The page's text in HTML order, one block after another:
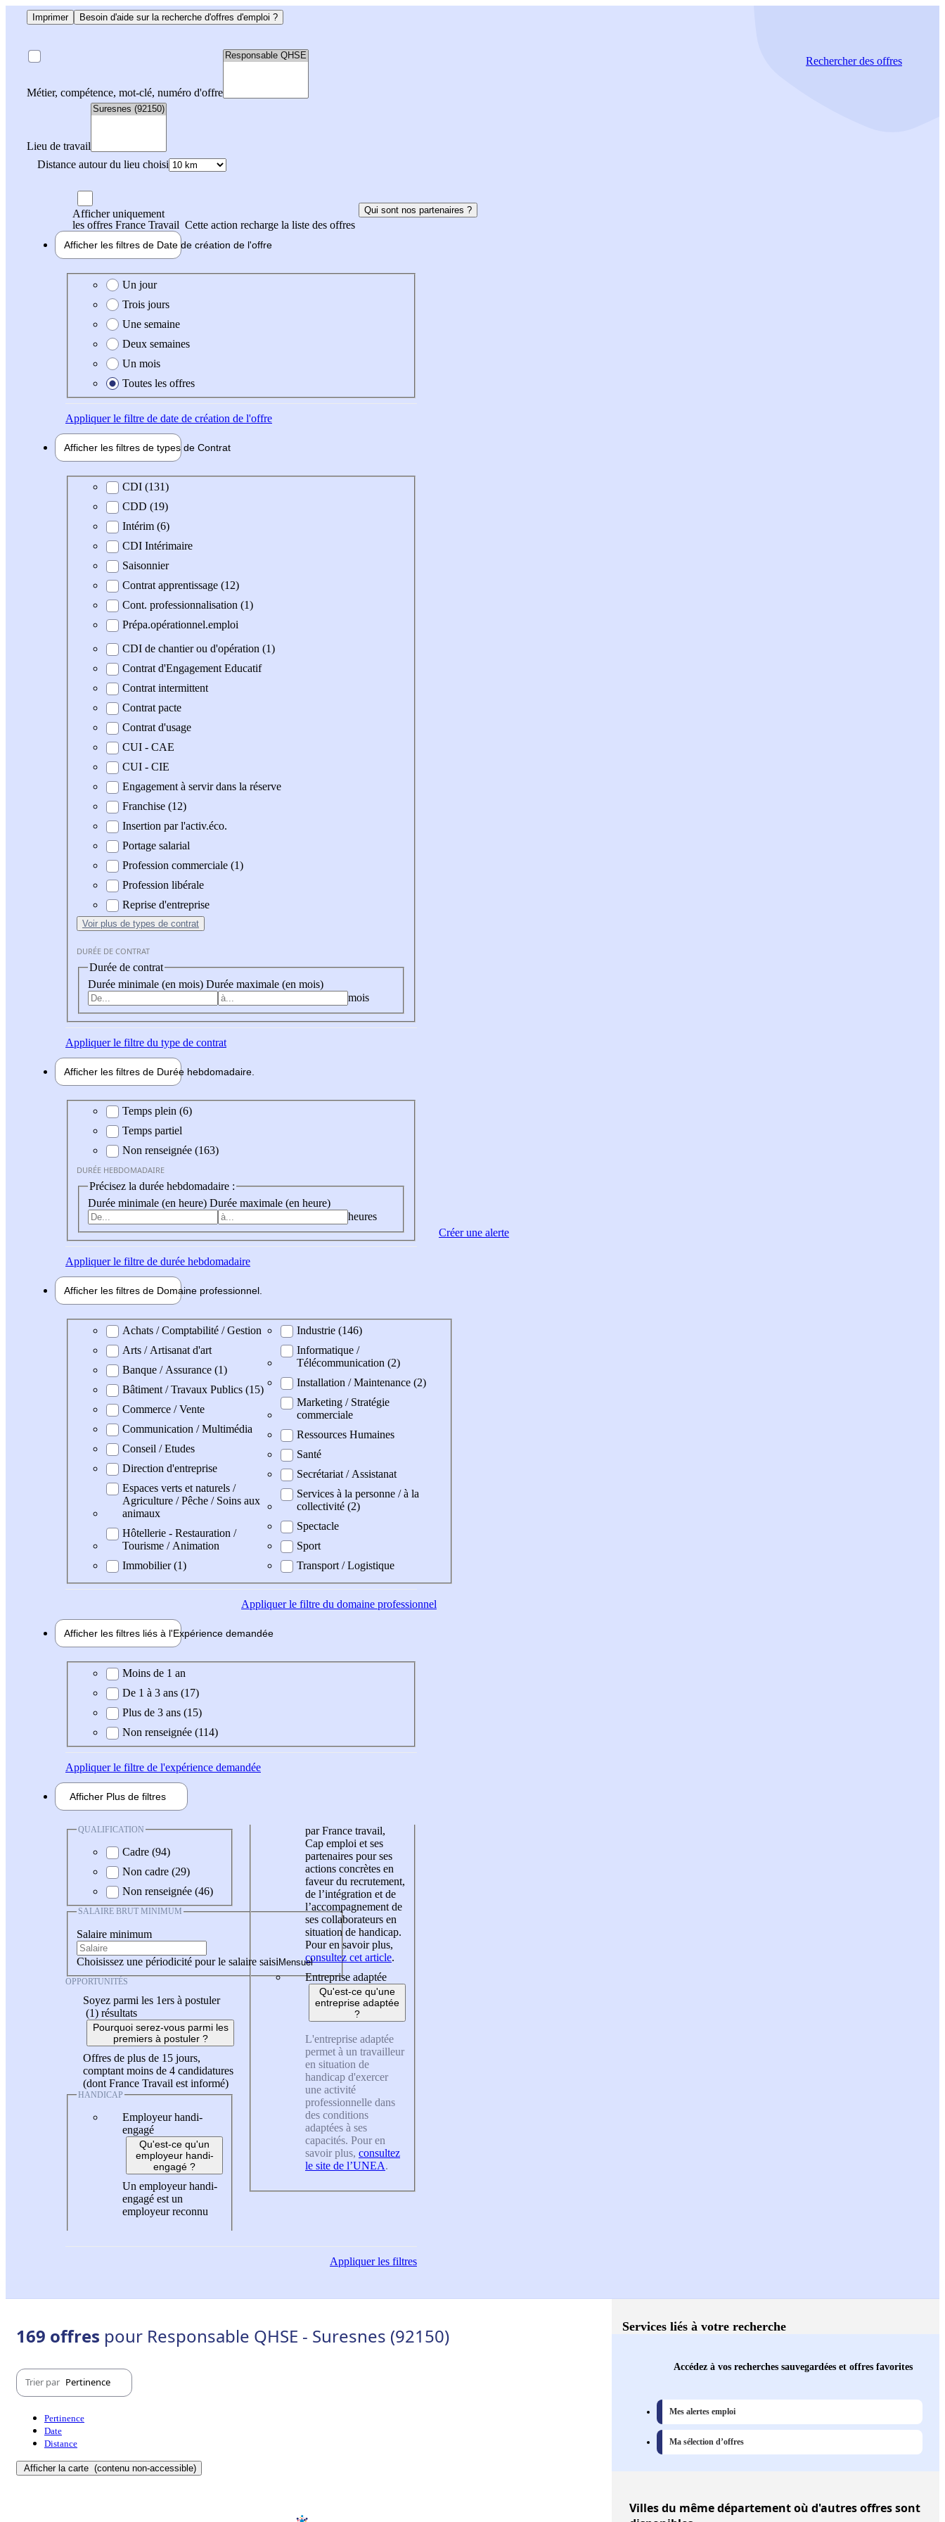
Imprimer Besoin d'aide sur la recherche d'offres d'emploi ?
Métier, compétence, mot-clé, numéro d'offre
Lieu de travail
Distance autour du lieu choisi
Rechercherdes offres
Afficher uniquement
les offres France Travail Cette action recharge la liste des offres
Qui sont nos partenaires ?
Afficher les filtres de Date de création de l'offre
Date de création de l'offre
Un jour
Trois jours
Une semaine
Deux semaines
Un mois
Toutes les offres
Appliquerle filtre de date de création de l'offre
Afficher les filtres de types de Contrat
Type de contratCDI (131)
CDD (19)
Intérim (6)
CDI Intérimaire
Saisonnier
Contrat apprentissage (12)
Cont. professionnalisation (1)
Prépa.opérationnel.emploi
CDI de chantier ou d'opération (1)
Contrat d'Engagement Educatif
Contrat intermittent
Contrat pacte
Contrat d'usage
CUI - CAE
CUI - CIE
Engagement à servir dans la réserve
Franchise (12)
Insertion par l'activ.éco.
Portage salarial
Profession commerciale (1)
Profession libérale
Reprise d'entreprise
Voir plus de types de contrat
DURÉE DE CONTRAT
Durée de contrat
Durée minimale (en mois) Durée maximale (en mois)
mois
Appliquerle filtre du type de contrat
Afficher les filtres de Durée hebdomadaire
Durée hebdomadaire
Temps plein (6)
Temps partiel
Non renseignée (163)
DURÉE HEBDOMADAIRE
Précisez la durée hebdomadaire :
Durée minimale (en heure) Durée maximale (en heure)
heures
Appliquerle filtre de durée hebdomadaire
Afficher les filtres de Domaine professionnel
Domaine professionel
Achats / Comptabilité / Gestion
Arts / Artisanat d'art
Banque / Assurance (1)
Bâtiment / Travaux Publics (15)
Commerce / Vente
Communication / Multimédia
Conseil / Etudes
Direction d'entreprise
Espaces verts et naturels /
Agriculture / Pêche / Soins aux
animaux
Hôtellerie - Restauration /
Tourisme / Animation
Immobilier (1)
Industrie (146)
Informatique /
Télécommunication (2)
Installation / Maintenance (2)
Marketing / Stratégie
commerciale
Ressources Humaines
Santé
Secrétariat / Assistanat
Services à la personne / à la
collectivité (2)
Spectacle
Sport
Transport / Logistique
Appliquerle filtre du domaine professionnel
Afficher les filtres liés à l'Expérience demandée
Expérience demandée
Moins de 1 an
De 1 à 3 ans (17)
Plus de 3 ans (15)
Non renseignée (114)
Appliquerle filtre de l'expérience demandée
Afficher Plus de filtres
QUALIFICATION
Cadre (94)
Non cadre (29)
Non renseignée (46)
SALAIRE BRUT MINIMUM
Salaire minimum
Choisissez une périodicité pour le salaire saisi
OPPORTUNITÉS
Soyez parmi les 1ers à postuler
(1) résultats
Pourquoi serez-vous parmi les
premiers à postuler ?
Offres de plus de 15 jours,
comptant moins de 4 candidatures
(dont France Travail est informé)
HANDICAP
Employeur handi-
engagé
Qu'est-ce qu'un
employeur handi-
engagé ?
Un employeur handi-
engagé est un
employeur reconnu
par France travail,
Cap emploi et ses
partenaires pour ses
actions concrètes en
faveur du recrutement,
de l’intégration et de
l’accompagnement de
ses collaborateurs en
situation de handicap.
Pour en savoir plus,
consultez cet article.
Entreprise adaptée
Qu'est-ce qu'une
entreprise adaptée
?
L'entreprise adaptée
permet à un travailleur
en situation de
handicap d'exercer
une activité
professionnelle dans
des conditions
adaptées à ses
capacités. Pour en
savoir plus, consultez
le site de l’UNEA.
Appliquerles filtres
Créer une alerte
169 offres pour Responsable QHSE - Suresnes (92150)
Trier par Pertinence
Pertinence
Date
Distance
Afficher la carte (contenu non-accessible)
Services liés à votre recherche
Accédez à vos recherches sauvegardées et offres favorites
Mes alertes emploi
Ma sélection d’offres
Villesdu même département où d'autres offres sont